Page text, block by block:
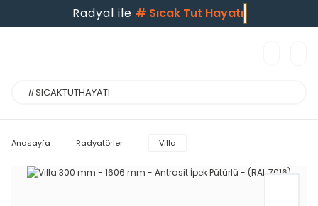
Radyal ile # Sıcak Tut Hayatı
Anasayfa Radyatörler Villa